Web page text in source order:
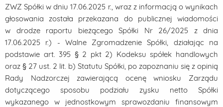
ZWZ Spółki w dniu 17.06.2025 r., wraz z informacją o wynikach
głosowania została przekazana do publicznej wiadomości
w drodze raportu bieżącego Spółki Nr 26/2025 z dnia
17.06.2025 r.) - Walne Zgromadzenie Spółki, działając na
podstawie art. 395 § 2 pkt 2) Kodeksu spółek handlowych
oraz § 27 ust. 2 lit. b) Statutu Spółki, po zapoznaniu się z opinią
Rady Nadzorczej zawierającą ocenę wniosku Zarządu
dotyczącego sposobu podziału zysku netto Spółki
wykazanego w jednostkowym sprawozdaniu finansowym